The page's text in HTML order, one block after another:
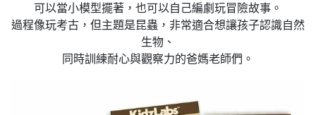
可以當小模型擺著，也可以自己編劇玩冒險故事。
過程像玩考古，但主題是昆蟲，非常適合想讓孩子認識自然
生物、
同時訓練耐心與觀察力的爸媽老師們。